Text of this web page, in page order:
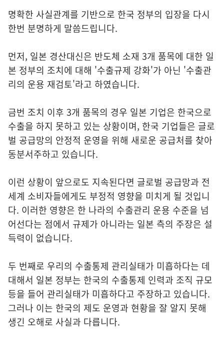
명확한 사실관계를 기반으로 한국 정부의 입장을 다시
한번 분명하게 말씀드립니다.
먼저, 일본 경산대신은 반도체 소재 3개 품목에 대한 일
본 정부의 조치에 대해 '수출규제 강화'가 아닌 '수출관
리의 운용 재검토'라고 하였습니다.
금번 조치 이후 3개 품목의 경우 일본 기업은 한국으로
수출을 하지 못하고 있는 상황이며, 한국 기업들은 글로
벌 공급망의 안정적 운영을 위해 새로운 공급처를 찾아
동분서주하고 있습니다.
이런 상황이 앞으로도 지속된다면 글로벌 공급망과 전
세계 소비자들에게도 부정적 영향을 미치게 될 것입니
다. 이러한 영향은 한 나라의 수출관리 운용 수준을 넘
어선다는 점에서 규제가 아니라는 일본 측의 주장은 설
득력이 없습니다.
두 번째로 우리의 수출통제 관리실태가 미흡하다는 데
대해서 일본 정부는 한국의 수출통제 인력과 조직 규모
등을 들어 관리실태가 미흡하다고 주장하고 있습니다.
그러나 이는 한국의 제도 운영과 현황을 잘 알지 못해
생긴 오해로 사실과 다릅니다.